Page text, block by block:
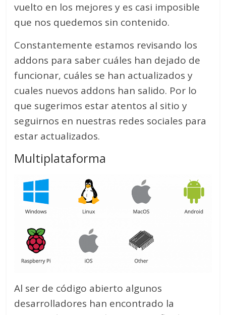
vuelto en los mejores y es casi imposible
que nos quedemos sin contenido.
Constantemente estamos revisando los
addons para saber cuáles han dejado de
funcionar, cuáles se han actualizados y
cuales nuevos addons han salido. Por lo
que sugerimos estar atentos al sitio y
seguirnos en nuestras redes sociales para
estar actualizados.
Multiplataforma
Al ser de código abierto algunos
desarrolladores han encontrado la